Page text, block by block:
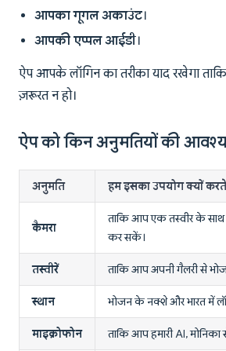
आपका गूगल अकाउंट।
आपकी एप्पल आईडी।
ऐप आपके लॉगिन का तरीका याद रखेगा
ज़रूरत न हो।
ऐप को किन अनुमतियों की
अनुमति हम इसका उपयोग क्यों
कैमरा
ताकि आप एक तस्वीर के
कर सकें।
तस्वीरें ताकि आप अपनी गैलरी से
स्थान भोजन के नक्शे और भारत में
माइक्रोफोन ताकि आप हमारी AI,